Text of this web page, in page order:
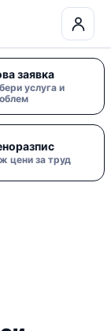
заявка
услуга и
цени за труд